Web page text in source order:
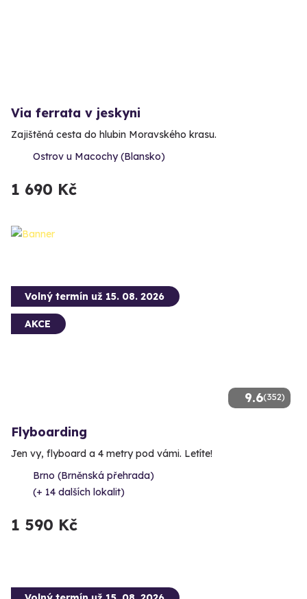
Via ferrata v jeskyni
Zajištěná cesta do hlubin Moravského krasu.
Ostrov u Macochy (Blansko)
1 690 Kč
9.6(352)
Volný termín už 15. 08. 2026
AKCE
Flyboarding
Jen vy, flyboard a 4 metry pod vámi. Letíte!
Brno (Brněnská přehrada)
(+ 14 dalších lokalit)
1 590 Kč